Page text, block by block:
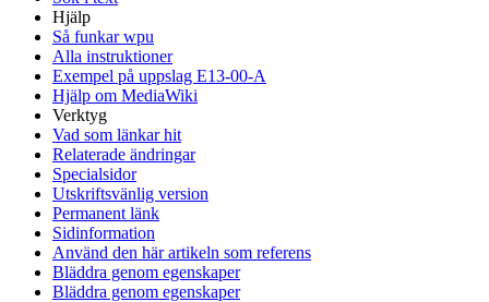
Hjälp
Så funkar wpu
Alla instruktioner
Exempel på uppslag E13-00-A
Hjälp om MediaWiki
Verktyg
Vad som länkar hit
Relaterade ändringar
Specialsidor
Utskriftsvänlig version
Permanent länk
Sidinformation
Använd den här artikeln som referens
Bläddra genom egenskaper
Bläddra genom egenskaper